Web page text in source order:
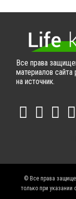
Все права
материалов сайта
на источник.
© Все права
только при указании